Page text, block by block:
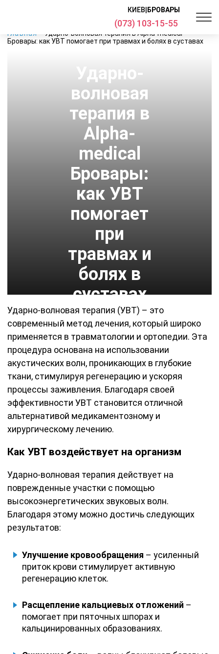
КИЕВ БРОВАРЫ
(073) 103-15-55
Главная
Ударно-волновая терапия в Alpha-medical
Бровары: как УВТ помогает при травмах и болях в суставах
Ударно-
волновая
терапия в
Alpha-
medical
Бровары:
как УВТ
помогает
при
травмах и
болях в
суставах
Ударно-волновая терапия (УВТ) – это
современный метод лечения, который широко
применяется в травматологии и ортопедии. Эта
процедура основана на использовании
акустических волн, проникающих в глубокие
ткани, стимулируя регенерацию и ускоряя
процессы заживления. Благодаря своей
эффективности УВТ становится отличной
альтернативой медикаментозному и
хирургическому лечению.
Как УВТ воздействует на организм
Ударно-волновая терапия действует на
поврежденные участки с помощью
высокоэнергетических звуковых волн.
Благодаря этому можно достичь следующих
результатов:
Улучшение кровообращения – усиленный
приток крови стимулирует активную
регенерацию клеток.
Расщепление кальциевых отложений –
помогает при пяточных шпорах и
кальцинированных образованиях.